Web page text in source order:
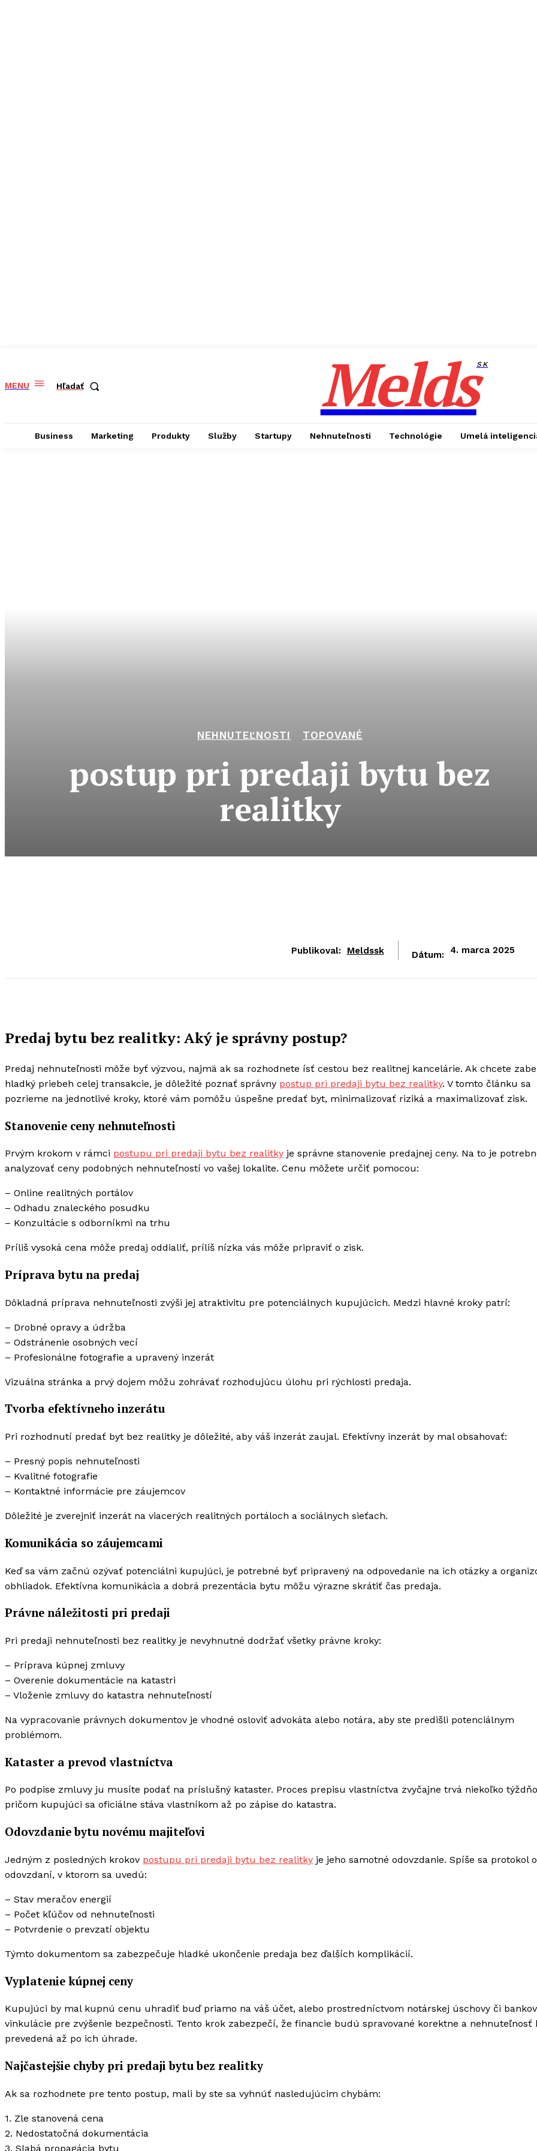
MENU Hľadať MeldsSK
Business Marketing Produkty Služby Startupy Nehnuteľnosti Technológie Umelá
NEHNUTEĽNOSTI TOPOVANÉ
postup pri predaji bytu bez
realitky
Publikoval: Meldssk Dátum: 4. marca 2025
Predaj bytu bez realitky: Aký je správny postup?
Predaj nehnuteľnosti môže byť výzvou, najmä ak sa rozhodnete ísť cestou bez realitnej kancelárie. Ak chcete
hladký priebeh celej transakcie, je dôležité poznať správny postup pri predaji bytu bez realitky. V tomto článku sa
pozrieme na jednotlivé kroky, ktoré vám pomôžu úspešne predať byt, minimalizovať riziká a maximalizovať zisk.
Stanovenie ceny nehnuteľnosti
Prvým krokom v rámci postupu pri predaji bytu bez realitky je správne stanovenie predajnej ceny. Na to je
analyzovať ceny podobných nehnuteľností vo vašej lokalite. Cenu môžete určiť pomocou:
– Online realitných portálov
– Odhadu znaleckého posudku
– Konzultácie s odborníkmi na trhu
Príliš vysoká cena môže predaj oddialiť, príliš nízka vás môže pripraviť o zisk.
Príprava bytu na predaj
Dôkladná príprava nehnuteľnosti zvýši jej atraktivitu pre potenciálnych kupujúcich. Medzi hlavné kroky patrí:
– Drobné opravy a údržba
– Odstránenie osobných vecí
– Profesionálne fotografie a upravený inzerát
Vizuálna stránka a prvý dojem môžu zohrávať rozhodujúcu úlohu pri rýchlosti predaja.
Tvorba efektívneho inzerátu
Pri rozhodnutí predať byt bez realitky je dôležité, aby váš inzerát zaujal. Efektívny inzerát by mal obsahovať:
– Presný popis nehnuteľnosti
– Kvalitné fotografie
– Kontaktné informácie pre záujemcov
Dôležité je zverejniť inzerát na viacerých realitných portáloch a sociálnych sieťach.
Komunikácia so záujemcami
Keď sa vám začnú ozývať potenciálni kupujúci, je potrebné byť pripravený na odpovedanie na ich otázky a
obhliadok. Efektívna komunikácia a dobrá prezentácia bytu môžu výrazne skrátiť čas predaja.
Právne náležitosti pri predaji
Pri predaji nehnuteľnosti bez realitky je nevyhnutné dodržať všetky právne kroky:
– Príprava kúpnej zmluvy
– Overenie dokumentácie na katastri
– Vloženie zmluvy do katastra nehnuteľností
Na vypracovanie právnych dokumentov je vhodné osloviť advokáta alebo notára, aby ste predišli potenciálnym
problémom.
Kataster a prevod vlastníctva
Po podpise zmluvy ju musíte podať na príslušný kataster. Proces prepisu vlastníctva zvyčajne trvá niekoľko
pričom kupujúci sa oficiálne stáva vlastníkom až po zápise do katastra.
Odovzdanie bytu novému majiteľovi
Jedným z posledných krokov postupu pri predaji bytu bez realitky je jeho samotné odovzdanie. Spíše sa protokol o
odovzdaní, v ktorom sa uvedú:
– Stav meračov energií
– Počet kľúčov od nehnuteľnosti
– Potvrdenie o prevzatí objektu
Týmto dokumentom sa zabezpečuje hladké ukončenie predaja bez ďalších komplikácií.
Vyplatenie kúpnej ceny
Kupujúci by mal kupnú cenu uhradiť buď priamo na váš účet, alebo prostredníctvom notárskej úschovy či
vinkulácie pre zvýšenie bezpečnosti. Tento krok zabezpečí, že financie budú spravované korektne a nehnuteľnosť
prevedená až po ich úhrade.
Najčastejšie chyby pri predaji bytu bez realitky
Ak sa rozhodnete pre tento postup, mali by ste sa vyhnúť nasledujúcim chybám:
1. Zle stanovená cena
2. Nedostatočná dokumentácia
3. Slabá propagácia bytu